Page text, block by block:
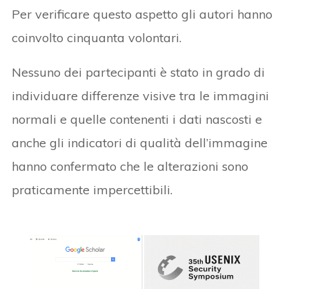
Per verificare questo aspetto gli autori hanno
coinvolto cinquanta volontari.
Nessuno dei partecipanti è stato in grado di
individuare differenze visive tra le immagini
normali e quelle contenenti i dati nascosti e
anche gli indicatori di qualità dell’immagine
hanno confermato che le alterazioni sono
praticamente impercettibili.